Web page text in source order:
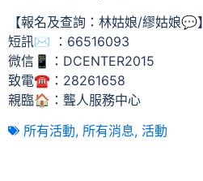
【報名及查詢：林姑娘/繆姑娘💬】
短訊✉️ ：66516093
微信📱：DCENTER2015
致電☎️：28261658
親臨🏠：聾人服務中心
所有活動, 所有消息, 活動